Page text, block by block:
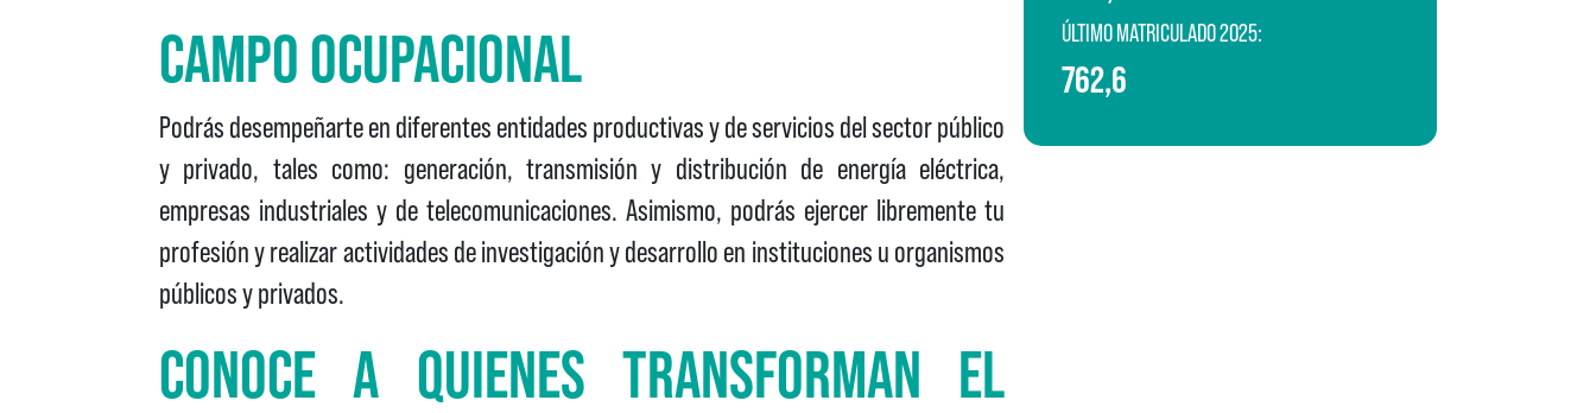
CAMPO OCUPACIONAL
Podrás desempeñarte en diferentes entidades productivas y de servicios del sector público
y privado, tales como: generación, transmisión y distribución de energía eléctrica,
empresas industriales y de telecomunicaciones. Asimismo, podrás ejercer libremente tu
profesión y realizar actividades de investigación y desarrollo en instituciones u organismos
públicos y privados.
CONOCE A QUIENES TRANSFORMAN EL
ÚLTIMO MATRICULADO 2025:
762,6